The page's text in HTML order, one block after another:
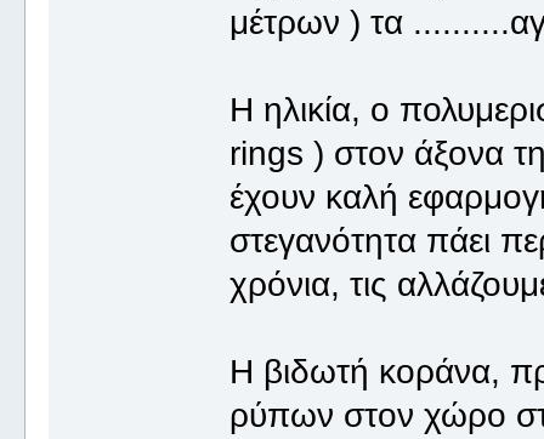
μέτρων ) τα
Η ηλικία, ο
rings ) στον άξονα
έχουν καλή
στεγανότητα πάει
χρόνια, τις
Η βιδωτή κοράνα,
ρύπων στον χώρο